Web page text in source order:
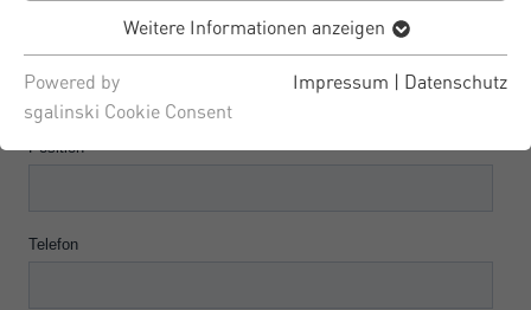
Weitere Informationen anzeigen
Powered by
sgalinski Cookie Consent
Impressum | Datenschutz